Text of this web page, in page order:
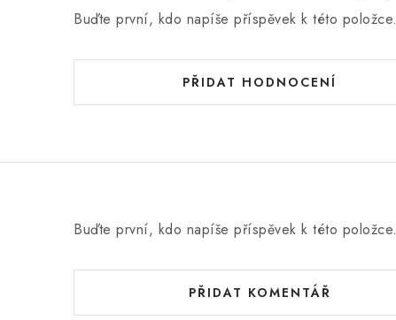
Buďte první, kdo napíše příspěvek k této položce.
PŘIDAT HODNOCENÍ
Buďte první, kdo napíše příspěvek k této položce.
PŘIDAT KOMENTÁŘ